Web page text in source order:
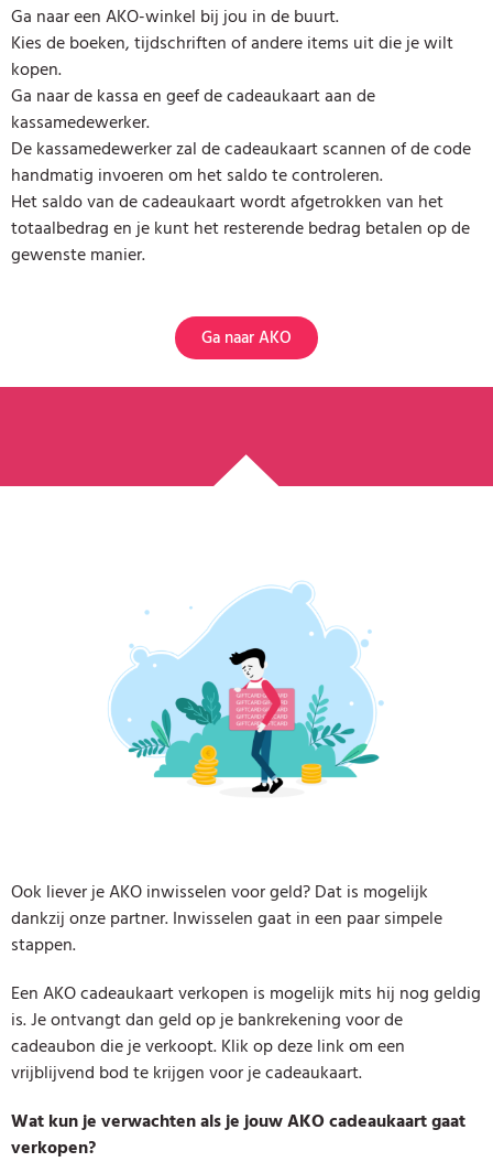
Ga naar een AKO-winkel bij jou in de buurt.
Kies de boeken, tijdschriften of andere items uit die je wilt
kopen.
Ga naar de kassa en geef de cadeaukaart aan de
kassamedewerker.
De kassamedewerker zal de cadeaukaart scannen of de code
handmatig invoeren om het saldo te controleren.
Het saldo van de cadeaukaart wordt afgetrokken van het
totaalbedrag en je kunt het resterende bedrag betalen op de
gewenste manier.
Ga naar AKO
Ook liever je AKO inwisselen voor geld? Dat is mogelijk
dankzij onze partner. Inwisselen gaat in een paar simpele
stappen.
Een AKO cadeaukaart verkopen is mogelijk mits hij nog geldig
is. Je ontvangt dan geld op je bankrekening voor de
cadeaubon die je verkoopt. Klik op deze link om een
vrijblijvend bod te krijgen voor je cadeaukaart.
Wat kun je verwachten als je jouw AKO cadeaukaart gaat
verkopen?